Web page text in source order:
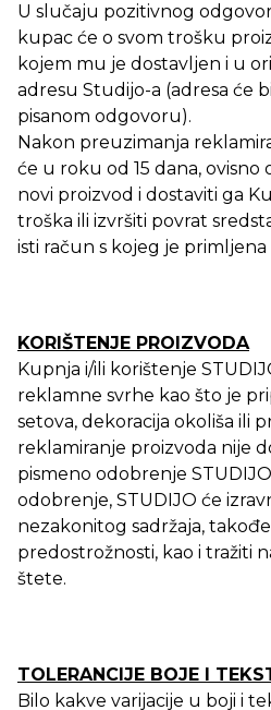
U slučaju pozitivnog
kupac će o svom trošku
kojem mu je dostavljen i u
adresu Studijo-a (adresa će
pisanom odgovoru).
Nakon preuzimanja
će u roku od 15 dana, ovisno
novi proizvod i dostaviti ga
troška ili izvršiti povrat
isti račun s kojeg je
KORIŠTENJE PROIZVODA
Kupnja i/ili korištenje
reklamne svrhe kao što je
setova, dekoracija okoliša ili
reklamiranje proizvoda nije
pismeno odobrenje
odobrenje, STUDIJO će
nezakonitog sadržaja,
predostrožnosti, kao i tražiti
štete.
TOLERANCIJE BOJE I
Bilo kakve varijacije u boji i